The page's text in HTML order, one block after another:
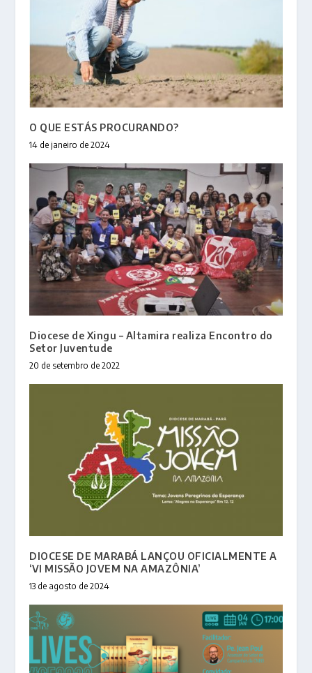
O QUE ESTÁS PROCURANDO?
14 de janeiro de 2024
Diocese de Xingu – Altamira realiza Encontro do
Setor Juventude
20 de setembro de 2022
DIOCESE DE MARABÁ LANÇOU OFICIALMENTE A
‘VI MISSÃO JOVEM NA AMAZÔNIA’
13 de agosto de 2024